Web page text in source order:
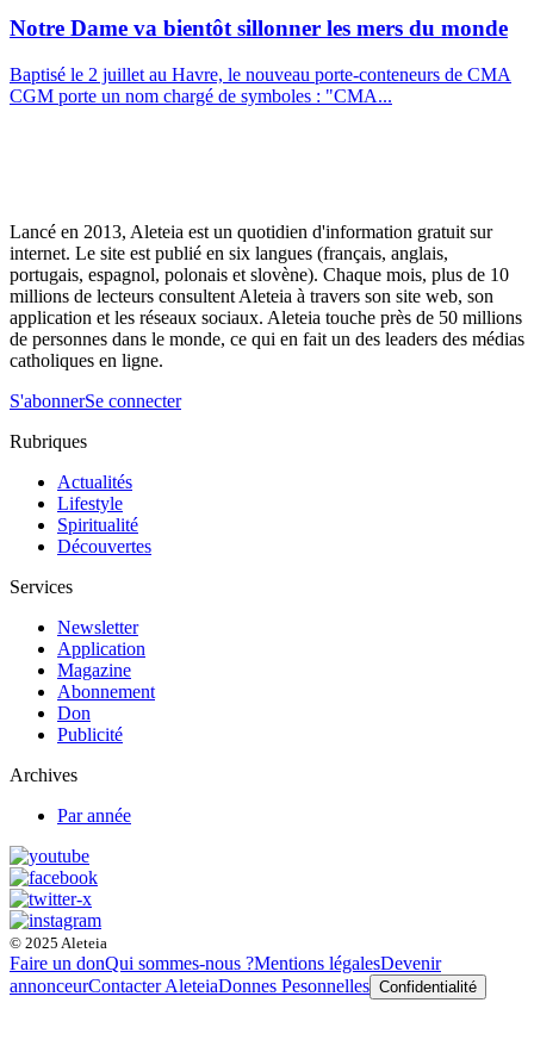
Notre Dame va bientôt sillonner les mers du monde
Baptisé le 2 juillet au Havre, le nouveau porte-conteneurs de CMA
CGM porte un nom chargé de symboles : "CMA...
Lancé en 2013, Aleteia est un quotidien d'information gratuit sur
internet. Le site est publié en six langues (français, anglais,
portugais, espagnol, polonais et slovène). Chaque mois, plus de 10
millions de lecteurs consultent Aleteia à travers son site web, son
application et les réseaux sociaux. Aleteia touche près de 50 millions
de personnes dans le monde, ce qui en fait un des leaders des médias
catholiques en ligne.
S'abonnerSe connecter
Rubriques
Actualités
Lifestyle
Spiritualité
Découvertes
Services
Newsletter
Application
Magazine
Abonnement
Don
Publicité
Archives
Par année
© 2025 Aleteia
Faire un donQui sommes-nous ?Mentions légalesDevenir
annonceurContacter AleteiaDonnes Pesonnelles Confidentialité